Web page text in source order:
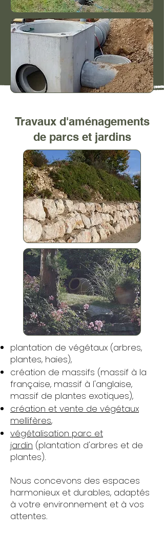
Travaux d'aménagements
de parcs et jardins
plantation de végétaux (arbres,
plantes, haies),
création de massifs (massif à la
française, massif à l'anglaise,
massif de plantes exotiques),
création et vente de végétaux
mellifères,
végétalisation parc et
jardin (plantation d'arbres et de
plantes).
Nous concevons des espaces
harmonieux et durables, adaptés
à votre environnement et à vos
attentes.